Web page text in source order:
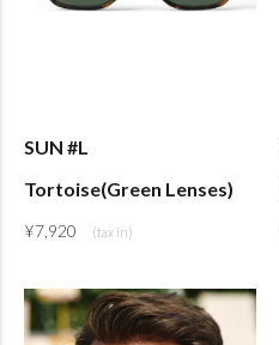
SUN #L
Tortoise(Green Lenses)
¥7,920